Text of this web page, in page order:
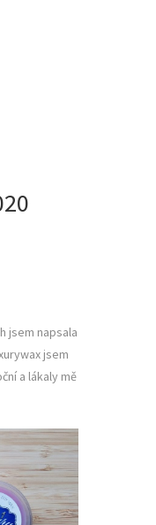
jsem napsala
jsem
a lákaly mě